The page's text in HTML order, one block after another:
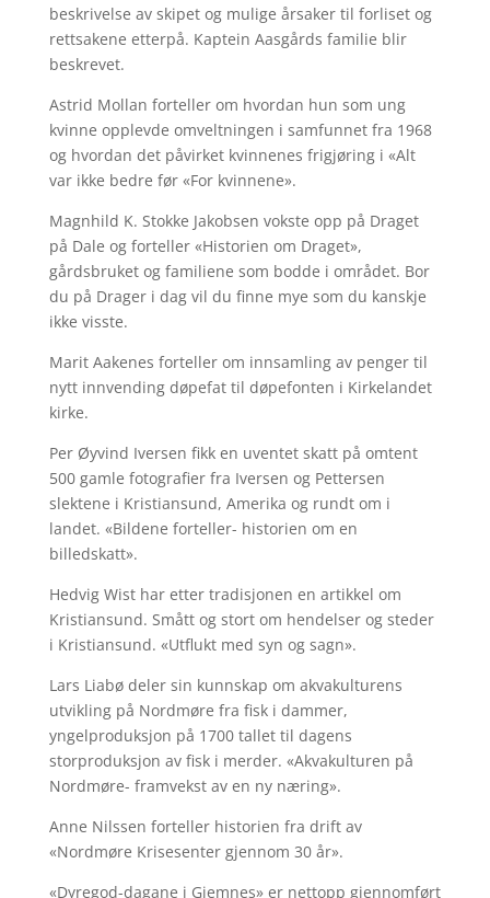
beskrivelse av skipet og mulige årsaker til forliset og
rettsakene etterpå. Kaptein Aasgårds familie blir
beskrevet.
Astrid Mollan forteller om hvordan hun som ung
kvinne opplevde omveltningen i samfunnet fra 1968
og hvordan det påvirket kvinnenes frigjøring i «Alt
var ikke bedre før «For kvinnene».
Magnhild K. Stokke Jakobsen vokste opp på Draget
på Dale og forteller «Historien om Draget»,
gårdsbruket og familiene som bodde i området. Bor
du på Drager i dag vil du finne mye som du kanskje
ikke visste.
Marit Aakenes forteller om innsamling av penger til
nytt innvending døpefat til døpefonten i Kirkelandet
kirke.
Per Øyvind Iversen fikk en uventet skatt på omtent
500 gamle fotografier fra Iversen og Pettersen
slektene i Kristiansund, Amerika og rundt om i
landet. «Bildene forteller- historien om en
billedskatt».
Hedvig Wist har etter tradisjonen en artikkel om
Kristiansund. Smått og stort om hendelser og steder
i Kristiansund. «Utflukt med syn og sagn».
Lars Liabø deler sin kunnskap om akvakulturens
utvikling på Nordmøre fra fisk i dammer,
yngelproduksjon på 1700 tallet til dagens
storproduksjon av fisk i merder. «Akvakulturen på
Nordmøre- framvekst av en ny næring».
Anne Nilssen forteller historien fra drift av
«Nordmøre Krisesenter gjennom 30 år».
«Dyregod-dagane i Gjemnes» er nettopp gjennomført